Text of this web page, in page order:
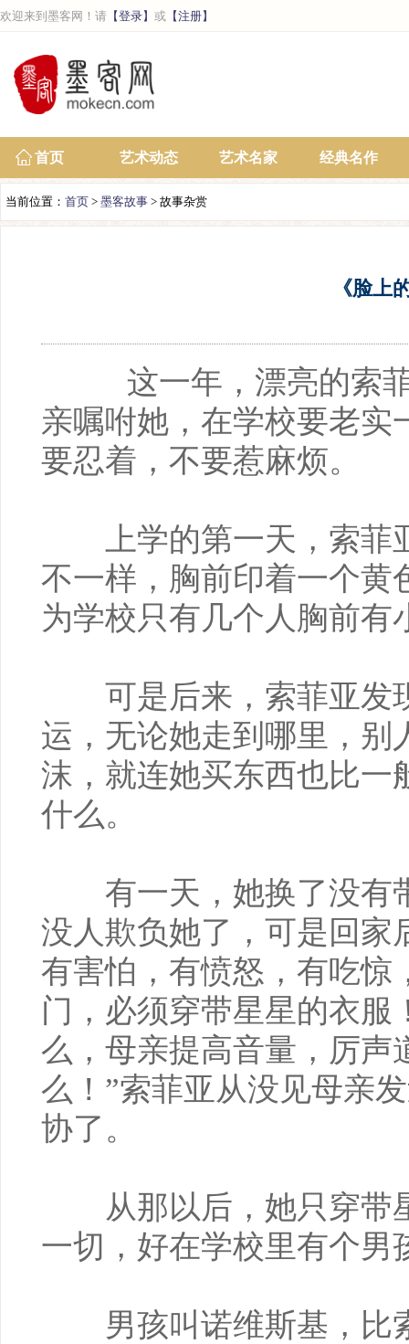
欢迎来到墨客网！请 【登录】 或 【注册】
首页 艺术动态 艺术名家 经典名作
当前位置： 首页 > 墨客故事 > 故事杂赏
《脸上
这一年，漂亮的索菲
亲嘱咐她，在学校要老实
要忍着，不要惹麻烦。
上学的第一天，索菲
不一样，胸前印着一个黄
为学校只有几个人胸前有
可是后来，索菲亚发
运，无论她走到哪里，别
沫，就连她买东西也比一
什么。
有一天，她换了没有
没人欺负她了，可是回家
有害怕，有愤怒，有吃惊
门，必须穿带星星的衣服
么，母亲提高音量，厉声
么！”索菲亚从没见母亲
协了。
从那以后，她只穿带
一切，好在学校里有个男
男孩叫诺维斯基，比